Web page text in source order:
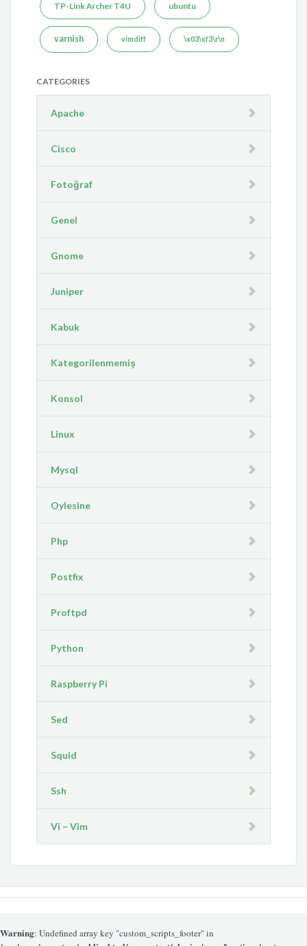
TP-Link Archer T4U ubuntu
varnish vimdiff \x03\xf3\r\n
CATEGORIES
Apache
Cisco
Fotoğraf
Genel
Gnome
Juniper
Kabuk
Kategorilenmemiş
Konsol
Linux
Mysql
Oylesine
Php
Postfix
Proftpd
Python
Raspberry Pi
Sed
Squid
Ssh
Vi – Vim
Warning: Undefined array key "custom_scripts_footer" in